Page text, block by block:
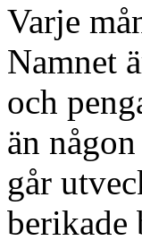
Varje
Namnet
och
än
går
berikade